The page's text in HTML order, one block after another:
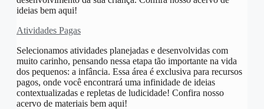
ideias bem aqui!
Atividades Pagas
Selecionamos atividades planejadas e desenvolvidas com
muito carinho, pensando nessa etapa tão importante na vida
dos pequenos: a infância. Essa área é exclusiva para recursos
pagos, onde você encontrará uma infinidade de ideias
contextualizadas e repletas de ludicidade! Confira nosso
acervo de materiais bem aqui!